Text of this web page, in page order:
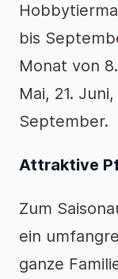
bis
Monat von
Mai, 21.
September.
Attraktive
Zum
ein
ganze